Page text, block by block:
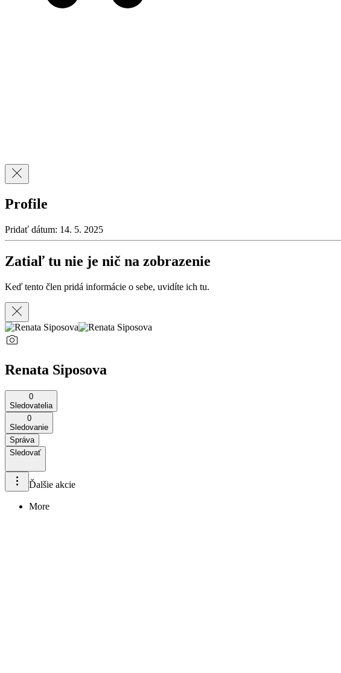
Profile
Pridať dátum: 14. 5. 2025
Zatiaľ tu nie je nič na zobrazenie
Keď tento člen pridá informácie o sebe, uvidíte ich tu.
Renata Siposova
0
Sledovatelia
0
Sledovanie
Správa
Sledovať
Ďalšie akcie
More